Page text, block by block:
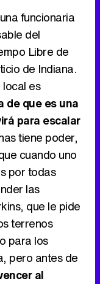
Canción ganadora de Eurovisión 2026: DARA con "Bangaranga" por Bulgaria
funcionaria
del
Libre de
de Indiana.
es
de que es una
para escalar
tiene poder,
cuando uno
por todas
las
que le pide
terrenos
para los
pero antes de
al